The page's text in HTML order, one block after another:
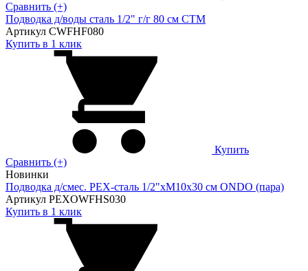
Сравнить (+)
Подводка д/воды сталь 1/2" г/г 80 cм CTM
Артикул CWFHF080
Купить в 1 клик
Купить
Сравнить (+)
Новинки
Подводка д/смес. PEX-сталь 1/2"xM10x30 см ONDO (пара)
Артикул PEXOWFHS030
Купить в 1 клик